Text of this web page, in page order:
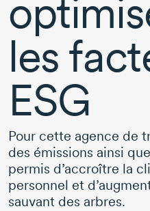
les
ESG
Pour cette agence de
des émissions ainsi
permis d’accroître la
personnel et
sauvant des arbres.